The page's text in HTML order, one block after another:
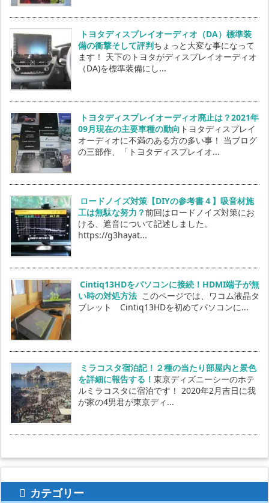
トヨタディスプレイオーディオ（DA）標準装
備の衝撃そして評判ちょっと大変な事になって
ます！ 天下のトヨタがディスプレイオーディオ
（DA)を標準装備にし...
トヨタディスプレイオーディオ廃止は？2021年
09月現在の主要車種の動向 トヨタディスプレイ
オーディオに不満のある方の多い事！ 当ブログ
の三部作、「トヨタディスプレイオ...
ロードノイズ対策【DIYの参考書４】吸音材施
工は無駄な努力？前回はロードノイズ対策にお
ける、遮音について記述しました。
https://g3hayat...
Cintiq13HDをパソコンに接続！HDMI端子が無
い時の対処方法 このページでは、ワコム液晶タ
ブレット Cintiq13HDを初めてパソコンに...
ミラコスタ宿泊記！２種の当たり部屋内と景色
を詳細に報告する！ 東京ディズニーシーのホテ
ルミラコスタに宿泊です！ 2020年2月吉日に我
が家の4男君が東京ディ...
カテゴリー